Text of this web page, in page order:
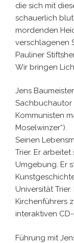
die sich mit
schauerlich
mordenden
verschlagenen
Pauliner
Wir bringen
Jens
Sachbuchautor
Kommunisten
Moselwinzer“).
Seinen
Trier. Er
Umgebung. Er
Universität
Kirchenführers
interaktiven
Führung mit